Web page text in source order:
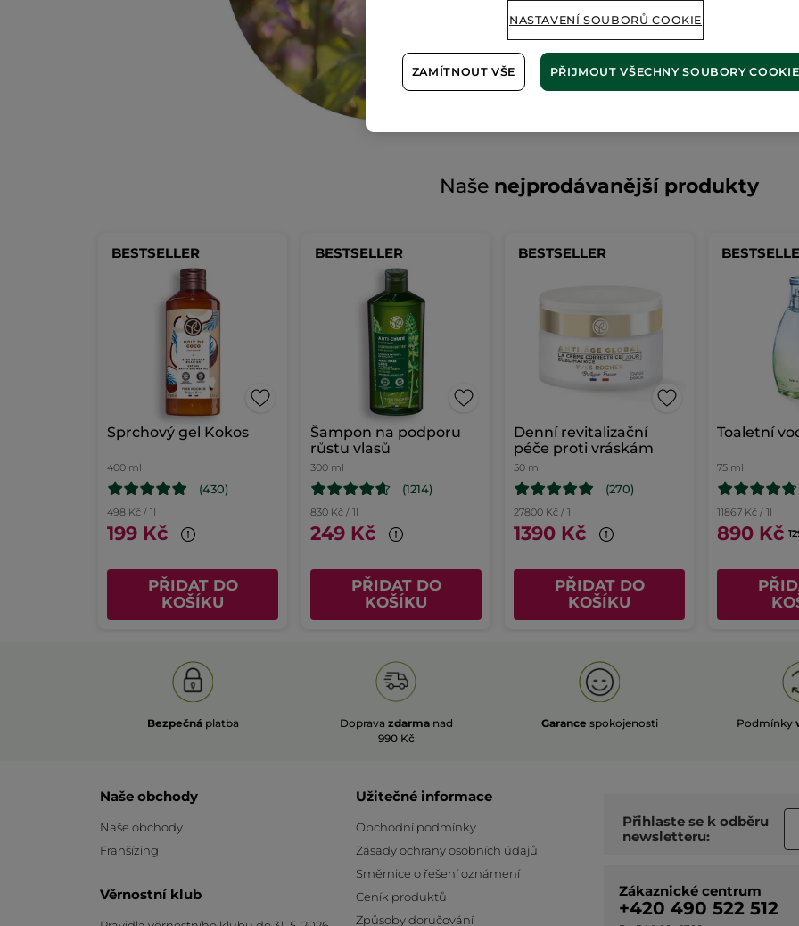
Naše nejprodávanější produkty
BESTSELLER
Sprchový gel Kokos
400 ml
(430)
498 Kč / 1l
199 Kč
PŘIDAT DO
KOŠÍKU
BESTSELLER
Šampon na podporu
růstu vlasů
300 ml
(1214)
830 Kč / 1l
249 Kč
PŘIDAT DO
KOŠÍKU
BESTSELLER
Denní revitalizační
péče proti vráskám
50 ml
(270)
27800 Kč / 1l
1390 Kč
PŘIDAT DO
KOŠÍKU
Toaletní
75 ml
11867 Kč / 1l
890 Kč
Bezpečná platba Doprava zdarma nad
990 Kč
Garance spokojenosti Podmínky
Naše obchody
Naše obchody
Franšízing
Věrnostní klub
Užitečné informace
Obchodní podmínky
Zásady ochrany osobních údajů
Směrnice o řešení oznámení
Ceník produktů
Způsoby doručování
Přihlaste se k odběru
newsletteru:
Zákaznické centrum
+420 490 522 512
NASTAVENÍ SOUBORŮ COOKIE
ZAMÍTNOUT VŠE PŘIJMOUT VŠECHNY SOUBORY COOKIE